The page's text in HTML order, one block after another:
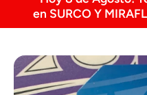
en SURCO Y
Ir directamente a la